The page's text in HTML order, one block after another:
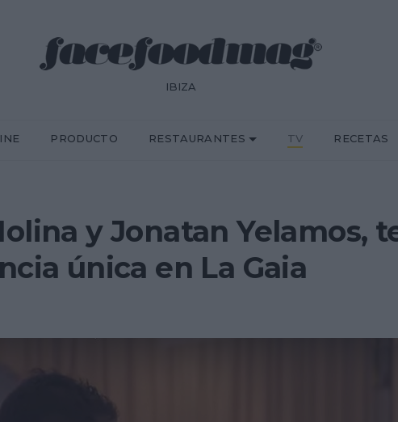
IBIZA
PRODUCTO RESTAURANTES TV RECETAS
y Jonatan Yelamos,
única en La Gaia